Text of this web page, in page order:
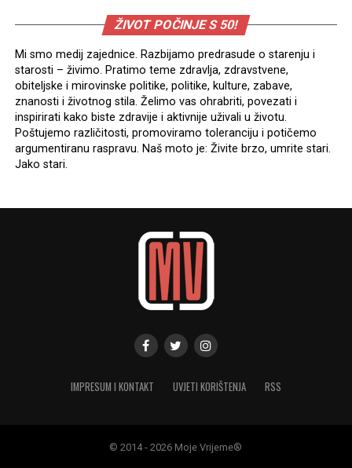
ŽIVOT POČINJE S 50!
Mi smo medij zajednice. Razbijamo predrasude o starenju i
starosti – živimo. Pratimo teme zdravlja, zdravstvene,
obiteljske i mirovinske politike, politike, kulture, zabave,
znanosti i životnog stila. Želimo vas ohrabriti, povezati i
inspirirati kako biste zdravije i aktivnije uživali u životu.
Poštujemo različitosti, promoviramo toleranciju i potičemo
argumentiranu raspravu. Naš moto je: Živite brzo, umrite stari.
Jako stari.
IMPRESUM I KONTAKT UVJETI KORIŠTENJA RSS
© 2014 - 2026 Moje Vrijeme®